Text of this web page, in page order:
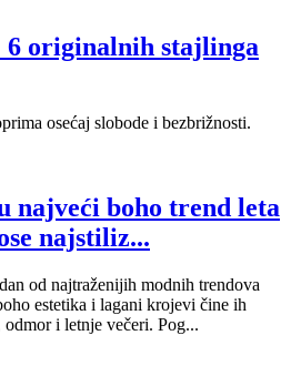
originalnih stajlinga
najveći boho trend leta
od najtraženijih modnih trendova
estetika i lagani krojevi čine ih